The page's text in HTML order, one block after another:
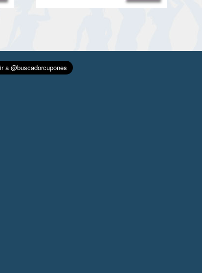
precio
90.00€.
precio
39.00€.